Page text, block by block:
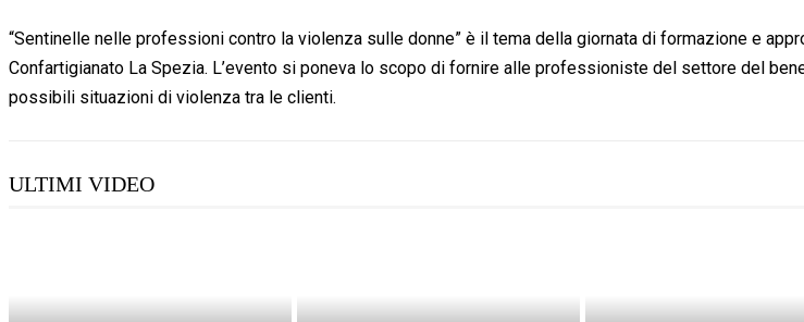
“Sentinelle nelle professioni contro la violenza sulle donne” è il tema della giornata di formazione e
Confartigianato La Spezia. L’evento si poneva lo scopo di fornire alle professioniste del settore del
possibili situazioni di violenza tra le clienti.
ULTIMI VIDEO